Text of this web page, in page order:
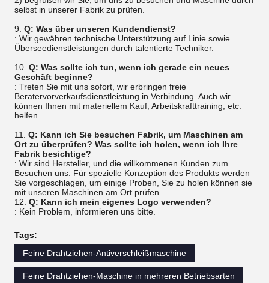
selbst in unserer Fabrik zu prüfen.
9. Q: Was über unseren Kundendienst?
: Wir gewähren technische Unterstützung auf Linie sowie
Überseedienstleistungen durch talentierte Techniker.
10. Q: Was sollte ich tun, wenn ich gerade ein neues
Geschäft beginne?
: Treten Sie mit uns sofort, wir erbringen freie
Beratervorverkaufsdienstleistung in Verbindung. Auch wir
können Ihnen mit materiellem Kauf, Arbeitskrafttraining, etc.
helfen.
11. Q: Kann ich Sie besuchen Fabrik, um Maschinen am
Ort zu überprüfen? Was sollte ich holen, wenn ich Ihre
Fabrik besichtige?
: Wir sind Hersteller, und die willkommenen Kunden zum
Besuchen uns. Für spezielle Konzeption des Produkts werden
Sie vorgeschlagen, um einige Proben, Sie zu holen können sie
mit unseren Maschinen am Ort prüfen.
12. Q: Kann ich mein eigenes Logo verwenden?
: Kein Problem, informieren uns bitte.
Tags:
Feine Drahtziehen-Antiverschleißmaschine
Feine Drahtziehen-Maschine in mehreren Betriebsarten